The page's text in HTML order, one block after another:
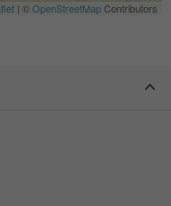
| ©OpenStreetMapContributors